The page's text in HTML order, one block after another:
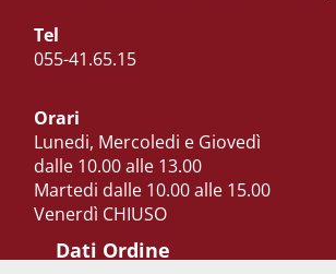
Tel
055-41.65.15
Orari
Lunedi, Mercoledi e Giovedì
dalle 10.00 alle 13.00
Martedi dalle 10.00 alle 15.00
Venerdì CHIUSO
Dati Ordine